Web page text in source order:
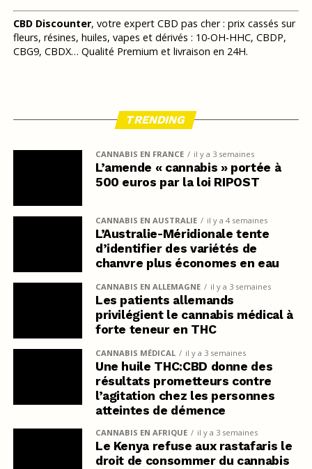
CBD Discounter, votre expert CBD pas cher : prix cassés sur
fleurs, résines, huiles, vapes et dérivés : 10-OH-HHC, CBDP,
CBG9, CBDX… Qualité Premium et livraison en 24H.
TRENDING
CANNABIS EN FRANCE il y a 3 semaines
L’amende « cannabis » portée à
500 euros par la loi RIPOST
CANNABIS EN AUSTRALIE il y a 4 semaines
L’Australie-Méridionale tente
d’identifier des variétés de
chanvre plus économes en eau
CANNABIS EN ALLEMAGNE il y a 3 semaines
Les patients allemands
privilégient le cannabis médical à
forte teneur en THC
CANNABIS MÉDICAL il y a 3 semaines
Une huile THC:CBD donne des
résultats prometteurs contre
l’agitation chez les personnes
atteintes de démence
CANNABIS EN AFRIQUE il y a 3 semaines
Le Kenya refuse aux rastafaris le
droit de consommer du cannabis